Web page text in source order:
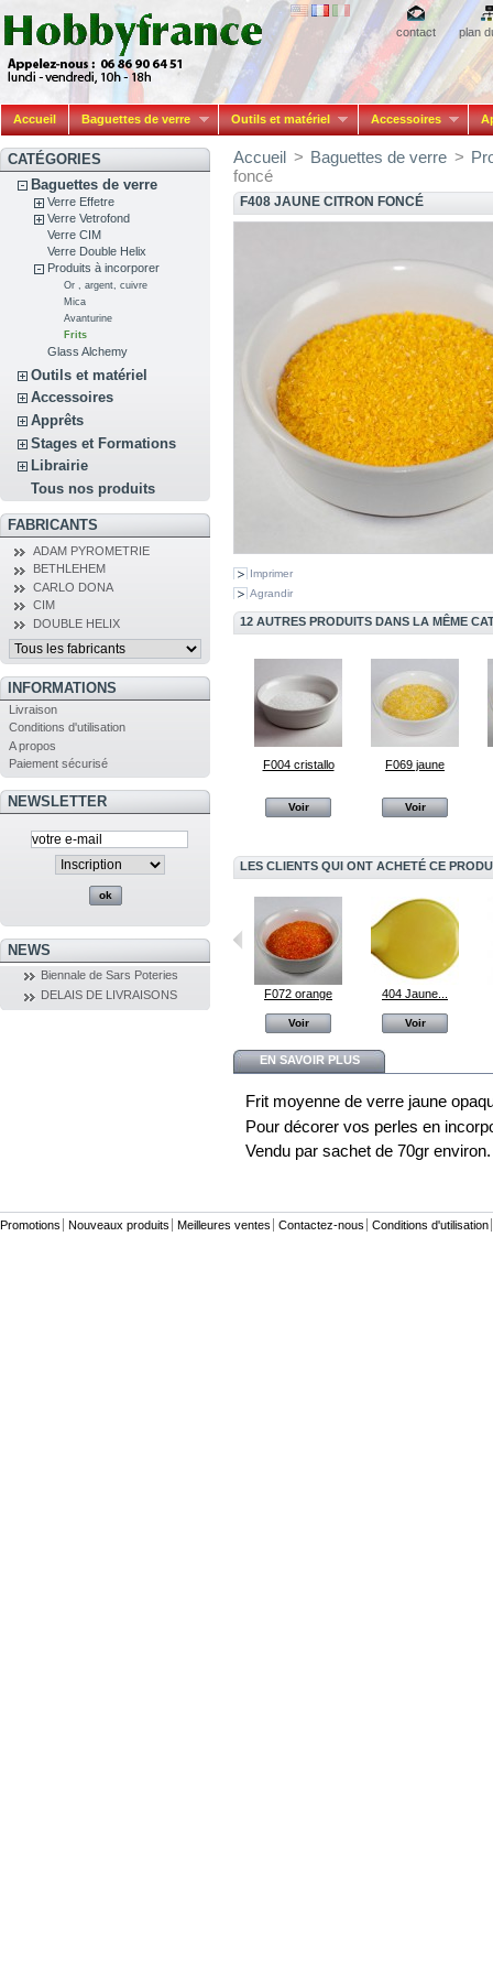
contact plan
Accueil Baguettes de verre Outils et matériel Accessoires
CATÉGORIES
Baguettes de verre
Verre Effetre
Verre Vetrofond
Verre CIM
Verre Double Helix
Produits à incorporer
Or , argent, cuivre
Mica
Avanturine
Frits
Glass Alchemy
Outils et matériel
Accessoires
Apprêts
Stages et Formations
Librairie
Tous nos produits
FABRICANTS
ADAM PYROMETRIE
BETHLEHEM
CARLO DONA
CIM
DOUBLE HELIX
INFORMATIONS
Livraison
Conditions d'utilisation
A propos
Paiement sécurisé
NEWSLETTER
NEWS
Biennale de Sars Poteries
DELAIS DE LIVRAISONS
Accueil > Baguettes de verre >
foncé
F408 JAUNE CITRON FONCÉ
Imprimer
Agrandir
12 AUTRES PRODUITS DANS LA MÊME
F004 cristallo
Voir
F069 jaune
Voir
LES CLIENTS QUI ONT ACHETÉ CE
470 Terre de... Millefiori... F072 orange
Voir
404 Jaune...
Voir
EN SAVOIR PLUS
Frit moyenne de verre jaune
Pour décorer vos perles en
Vendu par sachet de 70gr environ.
Promotions Nouveaux produits Meilleures ventes Contactez-nous Conditions d'utilisation